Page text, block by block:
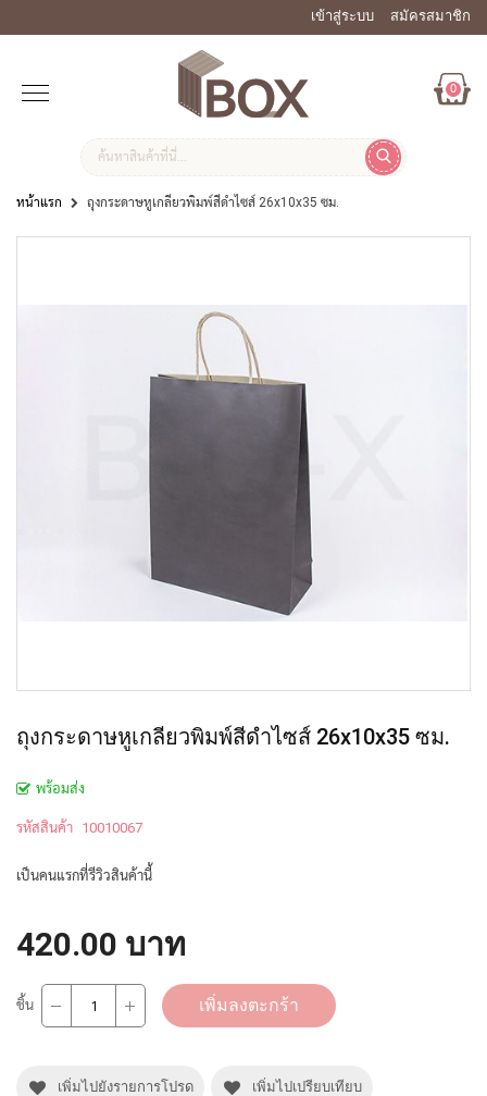
เข้าสู่ระบบ สมัครสมาชิก
0
หน้าแรก ถุงกระดาษหูเกลียวพิมพ์สีดำไซส์ 26x10x35 ซม.
ถุงกระดาษหูเกลียวพิมพ์สีดำไซส์ 26x10x35 ซม.
พร้อมส่ง
รหัสสินค้า 10010067
เป็นคนแรกที่รีวิวสินค้านี้
420.00 บาท
ชิ้น เพิ่มลงตะกร้า
เพิ่มไปยังรายการโปรด เพิ่มไปเปรียบเทียบ